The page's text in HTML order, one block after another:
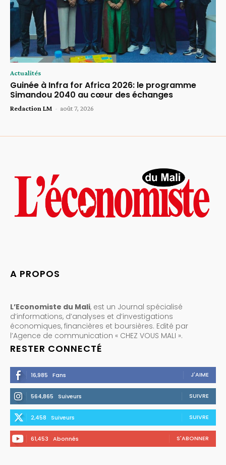
Actualités
Guinée à Infra for Africa 2026: le programme
Simandou 2040 au cœur des échanges
Redaction LM - août 7, 2026
A PROPOS
L’Economiste du Mali, est un Journal spécialisé
d’informations, d’analyses et d’investigations
économiques, financières et boursières. Edité par
l’Agence de communication « CHEZ VOUS MALI ».
RESTER CONNECTÉ
16,985 Fans J'AIME
564,865 Suiveurs SUIVRE
2,458 Suiveurs SUIVRE
61,453 Abonnés S'ABONNER